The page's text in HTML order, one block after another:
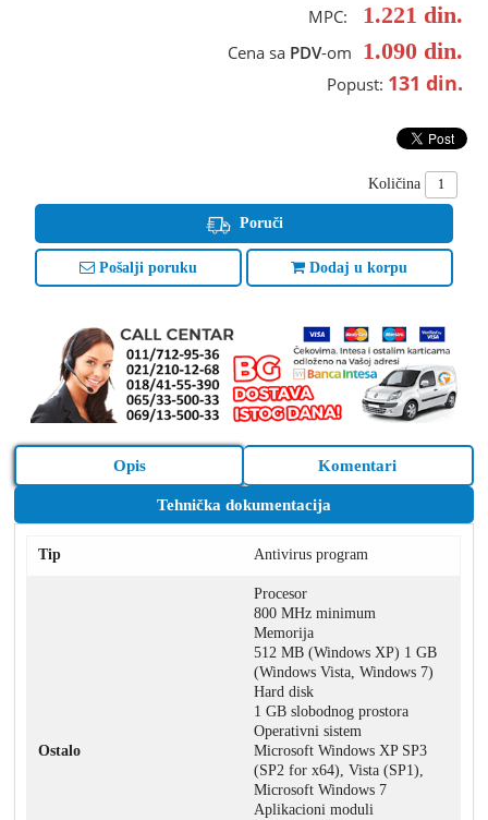
MPC: 1.221 din.
Cena sa PDV-om 1.090 din.
Popust: 131 din.
Količina
Poruči
Pošalji poruku Dodaj u korpu
Opis
Tehnička dokumentacija
Komentari
Tip Antivirus program
Ostalo
Procesor
800 MHz minimum
Memorija
512 MB (Windows XP) 1 GB
(Windows Vista, Windows 7)
Hard disk
1 GB slobodnog prostora
Operativni sistem
Microsoft Windows XP SP3
(SP2 for x64), Vista (SP1),
Microsoft Windows 7
Aplikacioni moduli